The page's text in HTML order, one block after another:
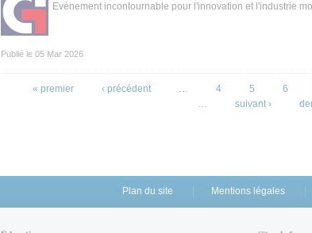
Evénement incontournable pour l'innovation et l'industrie
Publié le 05 Mar 2026
« premier ‹ précédent … 4 5 6
…
suivant ›
Plan du site Mentions légales